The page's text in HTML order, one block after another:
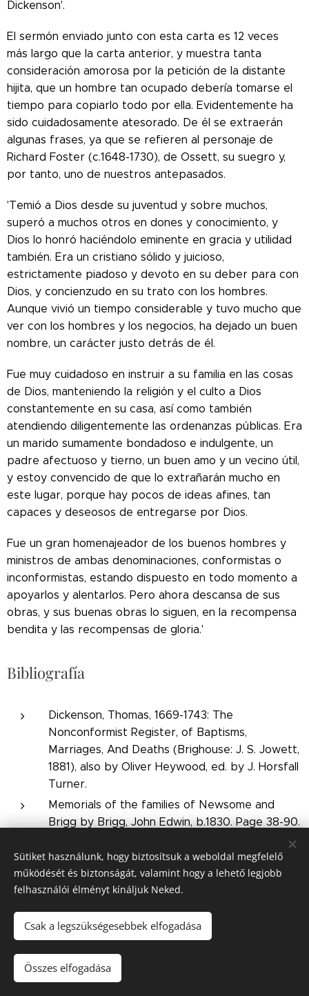
Dickenson'.
El sermón enviado junto con esta carta es 12 veces
más largo que la carta anterior, y muestra tanta
consideración amorosa por la petición de la distante
hijita, que un hombre tan ocupado debería tomarse el
tiempo para copiarlo todo por ella. Evidentemente ha
sido cuidadosamente atesorado. De él se extraerán
algunas frases, ya que se refieren al personaje de
Richard Foster (c.1648-1730), de Ossett, su suegro y,
por tanto, uno de nuestros antepasados.
'Temió a Dios desde su juventud y sobre muchos,
superó a muchos otros en dones y conocimiento, y
Dios lo honró haciéndolo eminente en gracia y utilidad
también. Era un cristiano sólido y juicioso,
estrictamente piadoso y devoto en su deber para con
Dios, y concienzudo en su trato con los hombres.
Aunque vivió un tiempo considerable y tuvo mucho que
ver con los hombres y los negocios, ha dejado un buen
nombre, un carácter justo detrás de él.
Fue muy cuidadoso en instruir a su familia en las cosas
de Dios, manteniendo la religión y el culto a Dios
constantemente en su casa, así como también
atendiendo diligentemente las ordenanzas públicas. Era
un marido sumamente bondadoso e indulgente, un
padre afectuoso y tierno, un buen amo y un vecino útil,
y estoy convencido de que lo extrañarán mucho en
este lugar, porque hay pocos de ideas afines, tan
capaces y deseosos de entregarse por Dios.
Fue un gran homenajeador de los buenos hombres y
ministros de ambas denominaciones, conformistas o
inconformistas, estando dispuesto en todo momento a
apoyarlos y alentarlos. Pero ahora descansa de sus
obras, y sus buenas obras lo siguen, en la recompensa
bendita y las recompensas de gloria.'
Bibliografía
Dickenson, Thomas, 1669-1743: The
Nonconformist Register, of Baptisms,
Marriages, And Deaths (Brighouse: J. S. Jowett,
1881), also by Oliver Heywood, ed. by J. Horsfall
Turner.
Memorials of the families of Newsome and
Brigg by Brigg, John Edwin, b.1830. Page 38-90.
Restoration England: Parish Congregations in
Oliver Heywood's Halifax , Brill Studies in the
History of the Christian Tradition, Leiden, 2013
is the most recent study; see also William
Sheils," Heywood, Oliver (bap. 1630, d. 1702),
DNB,Oxford, Oxford University Press, 2004,
online edn., retrieved 26 Feb. 2019.
Sütiket használunk, hogy biztosítsuk a weboldal megfelelő
működését és biztonságát, valamint hogy a lehető legjobb
felhasználói élményt kínáljuk Neked.
Csak a legszükségesebbek elfogadása
Összes elfogadása